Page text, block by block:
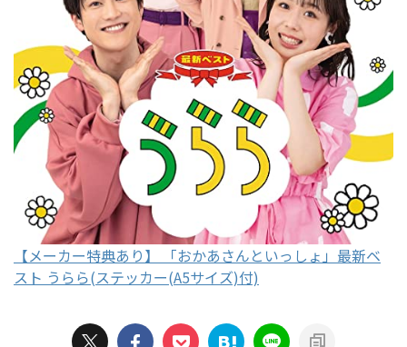
【メーカー特典あり】 「おかあさんといっしょ」最新ベ
スト うらら(ステッカー(A5サイズ)付)